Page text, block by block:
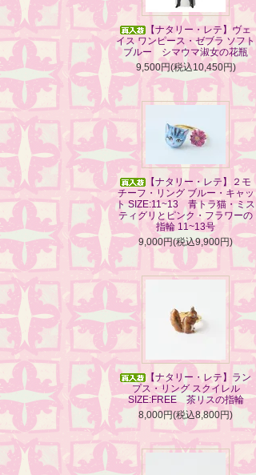
【ナタリー・レテ】ヴェ
イス ワンピース・ゼブラ ソフト
ブルー シマウマ淑女の花瓶
9,500円(税込10,450円)
【ナタリー・レテ】２モ
チーフ・リング ブルー・キャッ
ト SIZE:11~13 青トラ猫・ミス
ティグリとピンク・フラワーの
指輪 11~13号
9,000円(税込9,900円)
【ナタリー・レテ】ラン
プス・リング スクイレル
SIZE:FREE 茶リスの指輪
8,000円(税込8,800円)